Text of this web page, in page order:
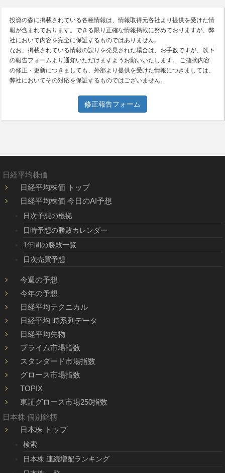
投資の森に掲載されている各種情報は、情報取得元各社より提供を受けた情
報が含まれております。できる限り正確な情報掲載に努めておりますが、弊
社において内容を完全に保証するものではありません。
なお、掲載されている情報の誤りを発見された場合は、お手数ですが、以下
の報告フォームより通知いただけますようお願いいたします。 ご指摘内容
の修正・更新につきましても、外部より提供を受けた情報につきましては、
弊社においてその対応を保証するものではございません。
修正報告フォーム
日経平均株価
日経平均株価 トップ
日経平均株価 今日のAI予想
日次予想の根拠
日時予想の勝敗カレンダー
1年間の勝敗一覧
日次売買予想
今週の予想
今年の予想
日経平均テクニカル
日経平均 時系列データ
日経平均先物
プライム市場指数
スタンダード市場指数
グロース市場指数
TOPIX
東証グロース市場250指数
日本株 個別銘柄
日本株 トップ
検索
日本株 連続増配ランキング